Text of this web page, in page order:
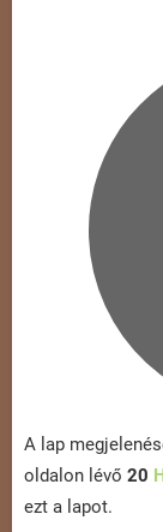
A lap
oldalon lévő 20
ezt a lapot.